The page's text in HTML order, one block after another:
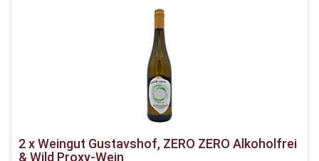
2 x Weingut Gustavshof, ZERO ZERO Alkoholfrei
& Wild Proxy-Wein